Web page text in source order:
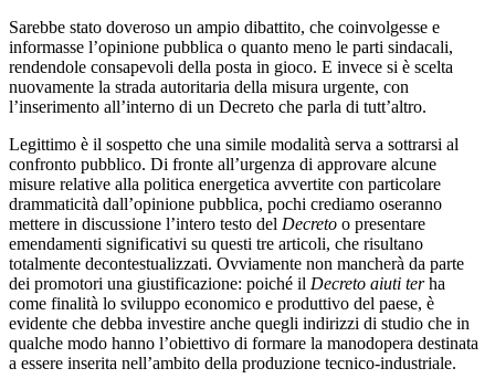
Sarebbe stato doveroso un ampio dibattito, che coinvolgesse e
informasse l’opinione pubblica o quanto meno le parti sindacali,
rendendole consapevoli della posta in gioco. E invece si è scelta
nuovamente la strada autoritaria della misura urgente, con
l’inserimento all’interno di un Decreto che parla di tutt’altro.
Legittimo è il sospetto che una simile modalità serva a sottrarsi al
confronto pubblico. Di fronte all’urgenza di approvare alcune
misure relative alla politica energetica avvertite con particolare
drammaticità dall’opinione pubblica, pochi crediamo oseranno
mettere in discussione l’intero testo del Decreto o presentare
emendamenti significativi su questi tre articoli, che risultano
totalmente decontestualizzati. Ovviamente non mancherà da parte
dei promotori una giustificazione: poiché il Decreto aiuti terha
come finalità lo sviluppo economico e produttivo del paese, è
evidente che debba investire anche quegli indirizzi di studio che in
qualche modo hanno l’obiettivo di formare la manodopera destinata
a essere inserita nell’ambito della produzione tecnico-industriale.